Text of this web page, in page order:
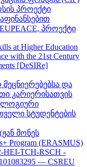
პროექტი
პროექტი
at Higher Education
with the 21st Century
[DeSIRe]
და
კარიერისათვის
სტუდენტების
მონეს
Program (ERASMUS)
HEI-TCH-RSCH -
— CSREU